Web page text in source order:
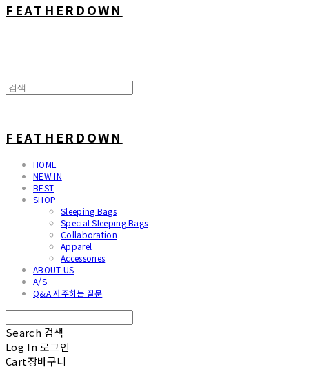
FEATHERDOWN
FEATHERDOWN
HOME
NEW IN
BEST
SHOP
Sleeping Bags
Special Sleeping Bags
Collaboration
Apparel
Accessories
ABOUT US
A/S
Q&A 자주하는 질문
Search 검색
Log In 로그인
Cart장바구니